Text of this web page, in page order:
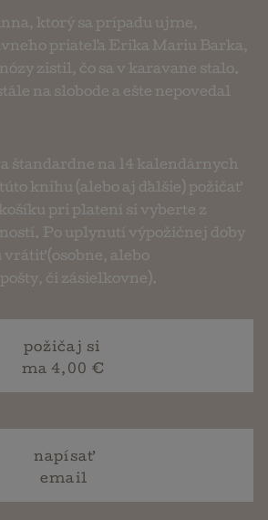
ktorý sa prípadu ujme,
priateľa Erika Mariu Barka,
zistil, čo sa v karavane stalo.
na slobode a ešte nepovedal
štandardne na 14 kalendárnych
knihu (alebo aj ďalšie) požičať
pri platení si vyberte z
Po uplynutí výpožičnej doby
vrátiť (osobne, alebo
či zásielkovne).
požičaj si
ma 4,00 €
napísať
email